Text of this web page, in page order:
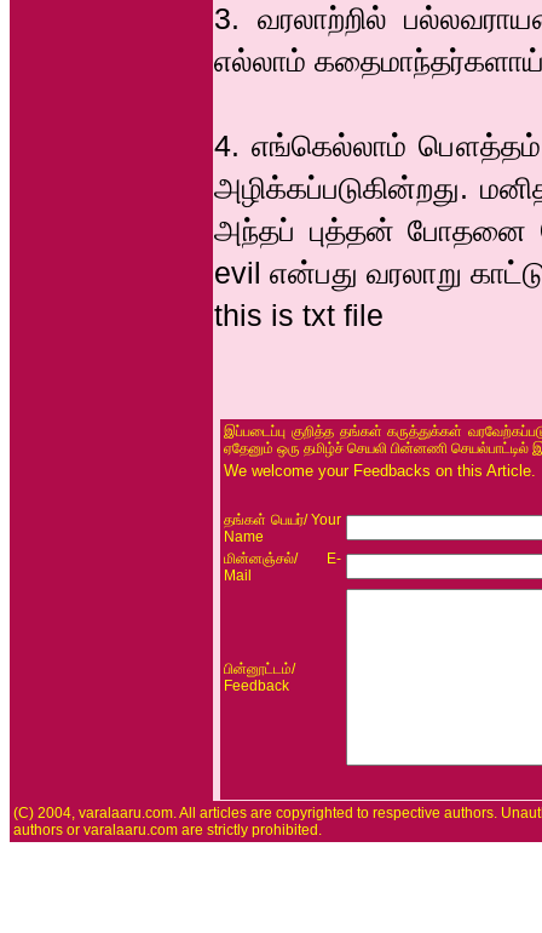
3. வரலாற்றில்
எல்லாம் கதைமாந்தர்களாய்
4. எங்கெல்லாம் பௌத்தம்
அழிக்கப்படுகின்றது.
அந்தப் புத்தன் போதனை
evil என்பது வரலாறு
this is txt file
இப்படைப்பு குறித்த தங்கள் கருத்துக்கள்
ஏதேனும் ஒரு தமிழ்ச் செயலி பின்னணி செயல்பாட்டில்
We welcome your Feedbacks on this
தங்கள் பெயர்/ Your
Name
மின்னஞ்சல்/ E-
Mail
பின்னூட்டம்/
Feedback
(C) 2004, varalaaru.com. All articles are copyrighted to respective authors.
authors or varalaaru.com are strictly prohibited.